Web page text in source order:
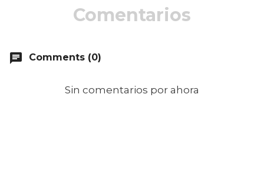
Comentarios
chat Comments (0)
Sin comentarios por ahora